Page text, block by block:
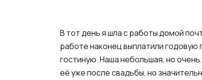
В тот день я шла с работы домой
работе наконец выплатили
гостиную. Наша небольшая, но
её уже после свадьбы, но